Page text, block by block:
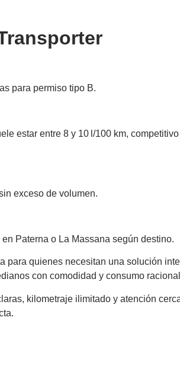
para permiso tipo B.
estar entre 8 y 10 l/100 km,
exceso de volumen.
Paterna o La Massana según destino.
para quienes necesitan una solución
con comodidad y consumo
kilometraje ilimitado y atención